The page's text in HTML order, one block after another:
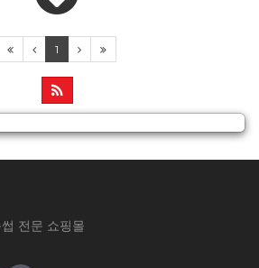
1
전문 쇼핑몰